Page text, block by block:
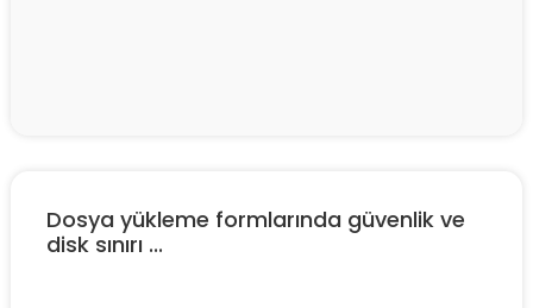
Dosya yükleme formlarında güvenlik ve
disk sınırı ...